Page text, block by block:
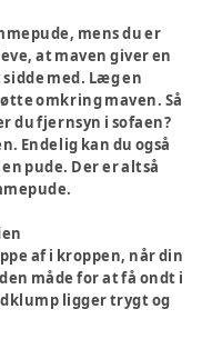
mens du er
at maven giver en
med. Læg en
omkring maven. Så
du fjernsyn i sofaen?
Endelig kan du også
pude. Der er altså
af i kroppen, når din
måde for at få ondt i
ligger trygt og